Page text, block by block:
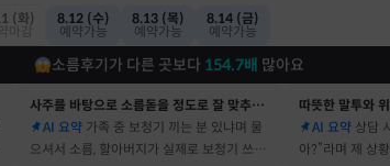
(화)
8.12 (수)
예약가능
8.13 (목)
예약가능
8.14 (금)
예약가능
소름후기가 다른 곳보다 154.7배 많아요
사주를 바탕으로 소름돋을 정도로 잘 맞추는 곳
AI 요약 가족 중 보청기 끼는 분 있냐며 물
으셔서 소름, 할아버지가 실제로 보청기 쓰세
따뜻한 말투와
AI 요약 상담
아?”라며 제 상